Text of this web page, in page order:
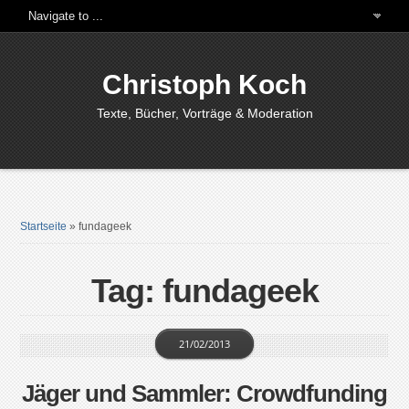
Christoph Koch
Texte, Bücher, Vorträge & Moderation
Startseite »fundageek
Tag: fundageek
Jäger und Sammler: Crowdfunding
21/02/2013